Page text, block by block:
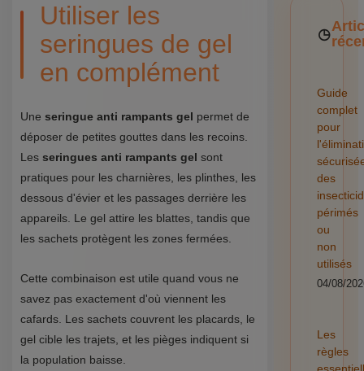
Utiliser les
seringues de gel
en complément
Une seringue anti rampants gel permet de
déposer de petites gouttes dans les recoins.
Les seringues anti rampants gel sont
pratiques pour les charnières, les plinthes, les
dessous d'évier et les passages derrière les
appareils. Le gel attire les blattes, tandis que
les sachets protègent les zones fermées.
Cette combinaison est utile quand vous ne
savez pas exactement d'où viennent les
cafards. Les sachets couvrent les placards, le
gel cible les trajets, et les pièges indiquent si
la population baisse.
Guide
complet
pour
des
périmés
ou
non
utilisés
04/08/
Les
règles